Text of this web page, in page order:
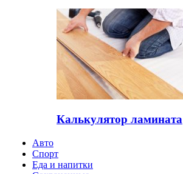
Калькулятор ламината
Авто
Спорт
Еда и напитки